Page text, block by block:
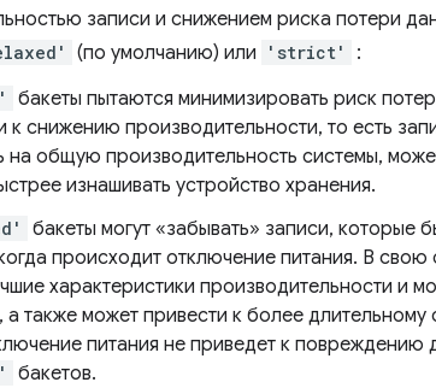
записи и снижением риска потери
(по умолчанию) или 'strict' :
бакеты пытаются минимизировать риск
к снижению производительности, то есть
на общую производительность системы,
изнашивать устройство хранения.
бакеты могут «забывать» записи, которые
происходит отключение питания. В
характеристики производительности и
а также может привести к более
питания не приведет к
бакетов.